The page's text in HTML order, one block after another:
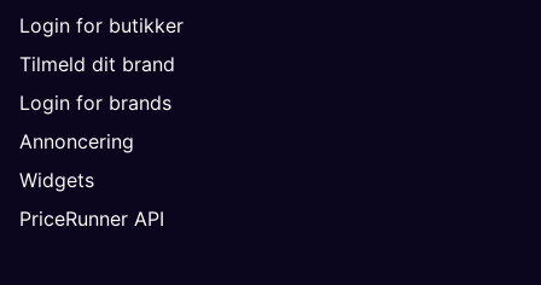
Login for butikker
Tilmeld dit brand
Login for brands
Annoncering
Widgets
PriceRunner API